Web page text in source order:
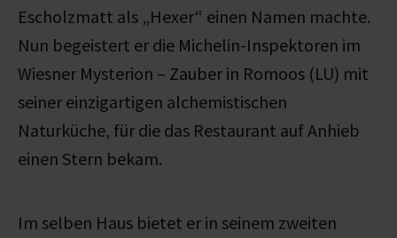
Escholzmatt als „Hexer“ einen Namen machte.
Nun begeistert er die Michelin-Inspektoren im
Wiesner Mysterion – Zauber in Romoos (LU) mit
seiner einzigartigen alchemistischen
Naturküche, für die das Restaurant auf Anhieb
einen Stern bekam.
Im selben Haus bietet er in seinem zweiten